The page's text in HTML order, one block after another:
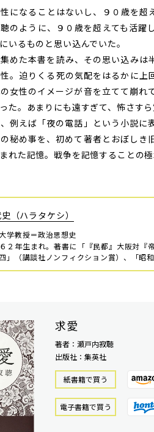
になることはないし、９０歳を超
のように、９０歳を超えても活躍
いるものと思い込んでいた。
めた本書を読み、その思い込みは
。迫りくる死の気配をはるかに
女性のイメージが音を立てて崩
た。あまりにも遠すぎて、怖さすら
例えば「夜の電話」という小説に
秘め事を、初めて著者とおぼし
れた記憶。戦争を記憶することの
（ハラタケシ）
学教授＝政治思想史
２年生まれ。著書に「『民都』大阪対『
」（講談社ノンフィクション賞）、「昭
求愛
著者：瀬戸内寂聴
出版社：集英社
紙書籍で買う
電⼦書籍で買う